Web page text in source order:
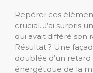
Repérer ces
crucial. J’ai surpris
qui avait différé son
Résultat ? Une
doublée d’un
énergétique de la